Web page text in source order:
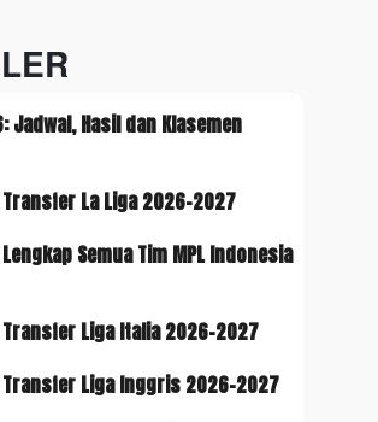
Jadwal, Hasil dan Klasemen
La Liga 2026-2027
Semua Tim MPL Indonesia
Liga Italia 2026-2027
Transfer Liga Inggris 2026-2027